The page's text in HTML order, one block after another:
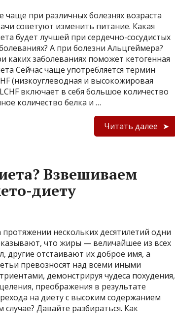
чаще при различных болезнях возраста
советуют изменить питание. Какая
будет лучшей при сердечно-сосудистых
А при болезни Альцгеймера?
каких заболеваниях поможет кетогенная
Сейчас чаще употребляется термин
(низкоуглеводная и высокожировая
включает в себя большое количество
количество белка и …
Читать далее
Взвешиваем
диету
протяжении нескольких десятилетий одни
что жиры — величайшее из всех
другие отстаивают их доброе имя, а
превозносят над всеми иными
демонстрируя чудеса похудения,
преображения в результате
на диету с высоким содержанием
Давайте разбираться. Как